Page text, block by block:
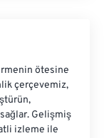
ötesine
çerçevemiz,
Gelişmiş
izleme ile